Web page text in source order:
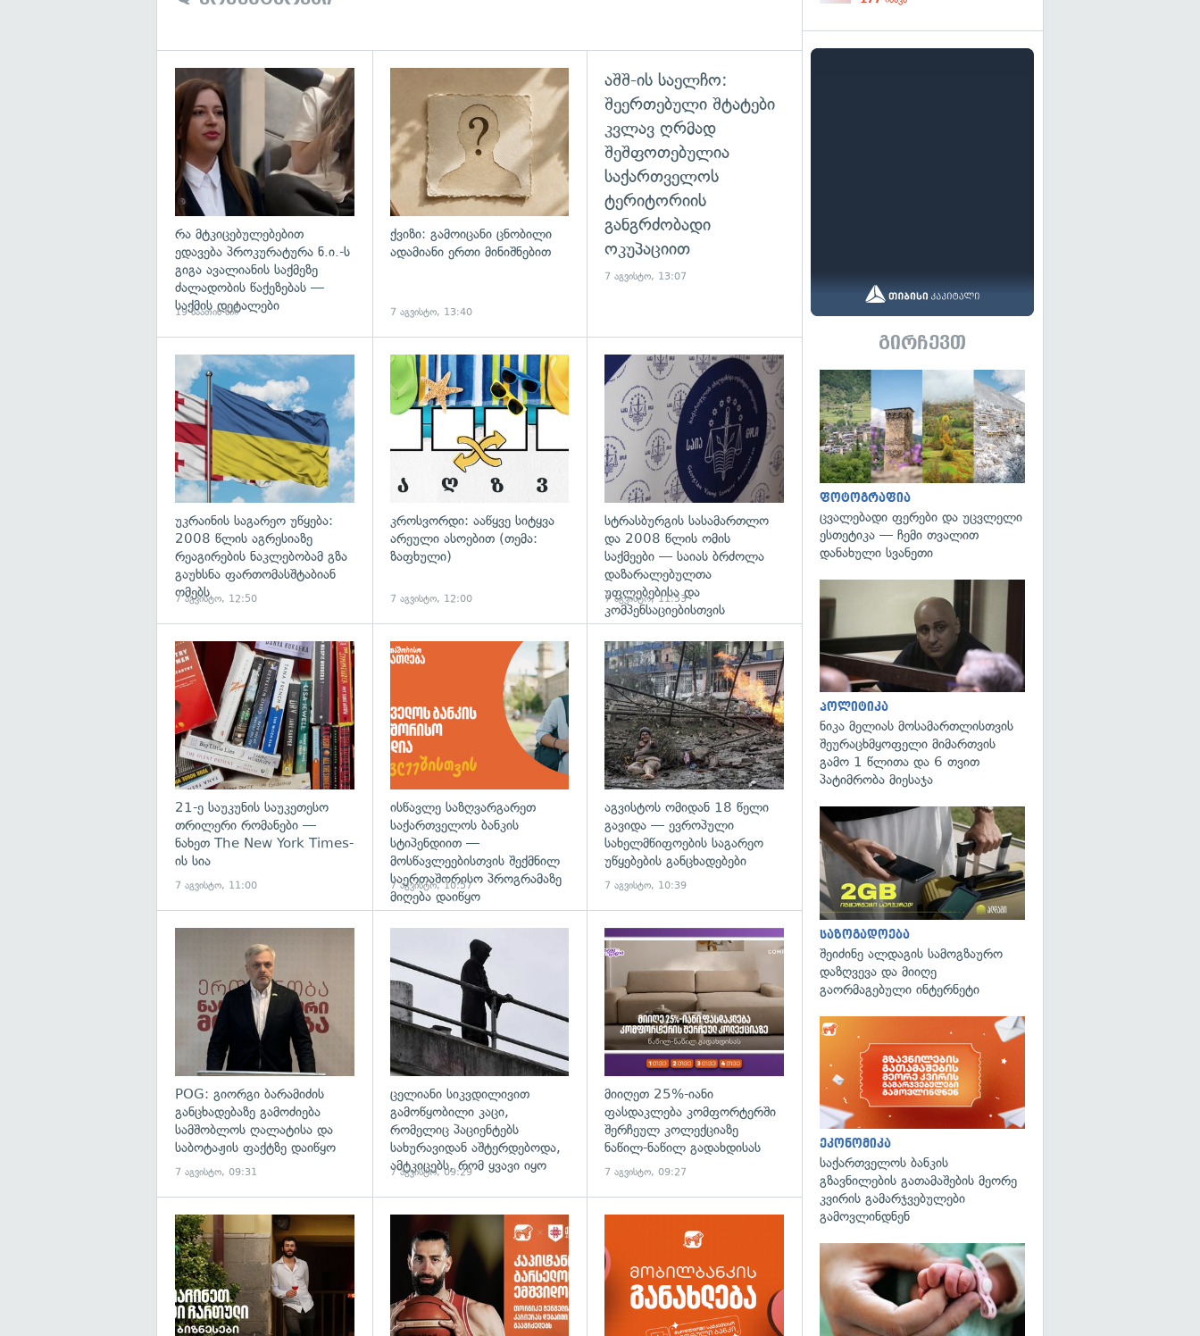
რა მტკიცებულებებით
ედავება პროკურატურა ნ.ი.-ს
გიგა ავალიანის საქმეზე
ძალადობის წაქეზებას —
საქმის დეტალები
19 საათის წინ
ქვიზი: გამოიცანი ცნობილი
ადამიანი ერთი მინიშნებით
7 აგვისტო, 13:40
აშშ-ის საელჩო:
შეერთებული შტატები
კვლავ ღრმად
შეშფოთებულია
საქართველოს
ტერიტორიის
განგრძობადი
ოკუპაციით
7 აგვისტო, 13:07
გადახედვა
უკრაინის საგარეო უწყება:
2008 წლის აგრესიაზე
რეაგირების ნაკლებობამ გზა
გაუხსნა ფართომასშტაბიან
ომებს
7 აგვისტო, 12:50
გადახედვა
კროსვორდი: ააწყვე სიტყვა
არეული ასოებით (თემა:
ზაფხული)
7 აგვისტო, 12:00
გადახედვა
სტრასბურგის სასამართლო
და 2008 წლის ომის
საქმეები — საიას ბრძოლა
დაზარალებულთა
უფლებებისა და
კომპენსაციებისთვის
7 აგვისტო, 11:53
გადახედვა
21-ე საუკუნის საუკეთესო
თრილერი რომანები —
ნახეთ The New York Times-
ის სია
7 აგვისტო, 11:00
ისწავლე საზღვარგარეთ
საქართველოს ბანკის
სტიპენდიით —
მოსწავლეებისთვის შექმნილ
საერთაშორისო პროგრამაზე
მიღება დაიწყო
7 აგვისტო, 10:57
გადახედვა
აგვისტოს ომიდან 18 წელი
გავიდა — ევროპული
სახელმწიფოების საგარეო
უწყებების განცხადებები
7 აგვისტო, 10:39
POG: გიორგი ბარამიძის
განცხადებაზე გამოძიება
სამშობლოს ღალატისა და
საბოტაჟის ფაქტზე დაიწყო
7 აგვისტო, 09:31
გადახედვა
ცელიანი სიკვდილივით
გამოწყობილი კაცი,
რომელიც პაციენტებს
სახურავიდან აშტერდებოდა,
ამტკიცებს, რომ ყვავი იყო
7 აგვისტო, 09:29
მიიღეთ 25%-იანი
ფასდაკლება კომფორტერში
შერჩეულ კოლექციაზე
ნაწილ-ნაწილ გადახდისას
7 აგვისტო, 09:27
გირჩევთ
ფოტოგრაფია
ცვალებადი ფერები და უცვლელი
ესთეტიკა — ჩემი თვალით
დანახული სვანეთი
პოლიტიკა
ნიკა მელიას მოსამართლისთვის
შეურაცხმყოფელი მიმართვის
გამო 1 წლითა და 6 თვით
პატიმრობა მიესაჯა
საზოგადოება
შეიძინე ალდაგის სამოგზაურო
დაზღვევა და მიიღე
გაორმაგებული ინტერნეტი
ეკონომიკა
საქართველოს ბანკის
გზავნილების გათამაშების მეორე
კვირის გამარჯვებულები
გამოვლინდნენ